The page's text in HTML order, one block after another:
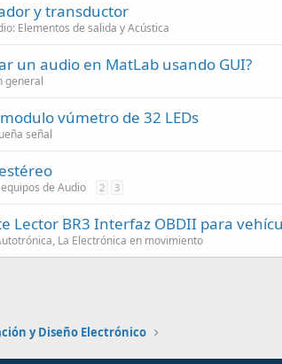
y transductor
Elementos de salida y Acústica
un audio en MatLab usando GUI?
general
vúmetro de 32 LEDs
señal
de Audio 2 3
Lector BR3 Interfaz OBDII para
La Electrónica en movimiento
y Diseño Electrónico